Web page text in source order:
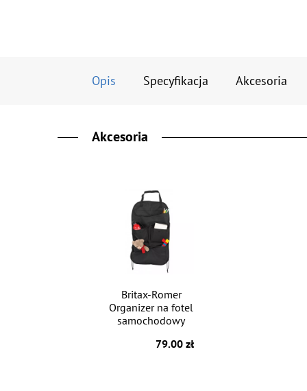
Opis Specyfikacja Akcesoria
Akcesoria
Britax-Romer
Organizer na fotel
samochodowy
79.00 zł